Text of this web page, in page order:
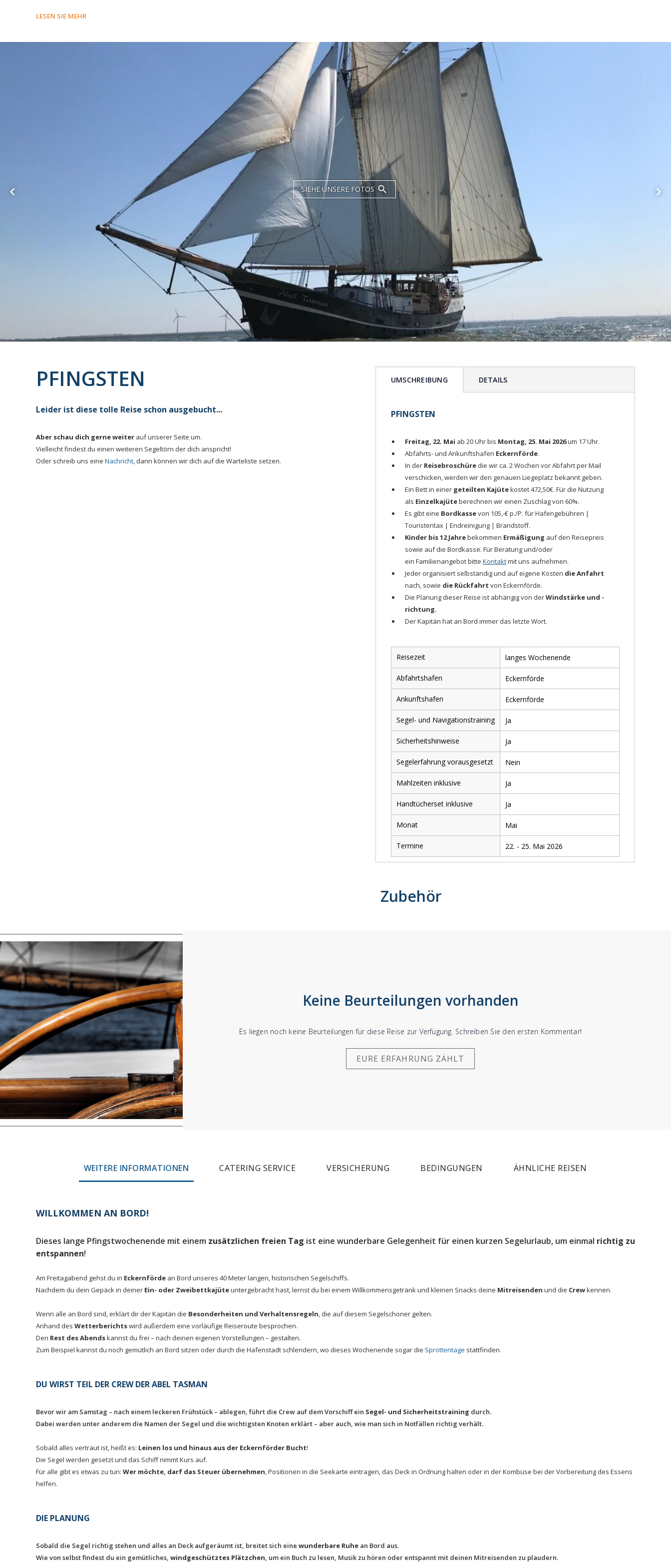
LESEN SIE MEHR
SIEHE UNSERE FOTOS
PFINGSTEN
Leider ist diese tolle Reise schon ausgebucht...
Aber schau dich gerne weiter auf unserer Seite um.
Vielleicht findest du einen weiteren Segeltörn der dich anspricht!
Oder schreib uns eine Nachricht , dann können wir dich auf die Warteliste setzen.
UMSCHREIBUNG DETAILS
PFINGSTEN
Freitag, 22. Mai ab 20 Uhr bis Montag, 25. Mai 2026um 17 Uhr.
Abfahrts- und Ankunftshafen Eckernförde.
In der Reisebroschüre die wir ca. 2 Wochen vor Abfahrt per Mail
verschicken, werden wir den genauen Liegeplatz bekannt geben.
Ein Bett in einer geteilten Kajütekostet 472,50€. Für die Nutzung
als Einzelkajüteberechnen wir einen Zuschlag von 60%.
Es gibt eine Bordkassevon 105,-€ p./P. für Hafengebühren |
Touristentax | Endreinigung | Brandstoff.
Kinder bis 12 Jahrebekommen Ermäßigung auf den Reisepreis
sowie auf die Bordkasse. Für Beratung und/oder
ein Familienangebot bitte Kontaktmit uns aufnehmen.
Jeder organisiert selbständig und auf eigene Kosten die Anfahrt
nach, sowie die Rückfahrt von Eckernförde.
Die Planung dieser Reise ist abhängig von derWindstärke und -
richtung.
Der Kapitän hat an Bord immer das letzte Wort.
Reisezeit langes Wochenende
Abfahrtshafen Eckernförde
Ankunftshafen Eckernförde
Segel- und Navigationstraining Ja
Sicherheitshinweise Ja
Segelerfahrung vorausgesetzt Nein
Mahlzeiten inklusive Ja
Handtücherset inklusive Ja
Monat Mai
Termine 22. - 25. Mai 2026
Zubehör
Keine Beurteilungen vorhanden
Es liegen noch keine Beurteilungen für diese Reise zur Verfügung. Schreiben Sie den ersten Kommentar!
EURE ERFAHRUNG ZÄHLT
WEITERE INFORMATIONEN CATERING SERVICE VERSICHERUNG BEDINGUNGEN ÄHNLICHE REISEN
WILLKOMMEN AN BORD!
Dieses lange Pfingstwochenende mit einem zusätzlichen freien Tag ist eine wunderbare Gelegenheit für einen kurzen Segelurlaub, um einmal richtig zu
entspannen!
Am Freitagabend gehst du in Eckernförde an Bord unseres 40 Meter langen, historischen Segelschiffs.
Nachdem du dein Gepäck in deiner Ein- oder Zweibettkajüteuntergebracht hast, lernst du bei einem Willkommensgetränk und kleinen Snacks deine Mitreisenden und die Crewkennen.
Wenn alle an Bord sind, erklärt dir der Kapitän die Besonderheiten und Verhaltensregeln, die auf diesem Segelschoner gelten.
Anhand des Wetterberichtswird außerdem eine vorläufige Reiseroute besprochen.
Den Rest des Abendskannst du frei – nach deinen eigenen Vorstellungen – gestalten.
Zum Beispiel kannst du noch gemütlich an Bord sitzen oder durch die Hafenstadt schlendern, wo dieses Wochenende sogar die Sprottentage stattfinden.
DU WIRST TEIL DER CREW DER ABEL TASMAN
Bevor wir am Samstag – nach einem leckeren Frühstück – ablegen, führt die Crew auf dem Vorschiff ein Segel- und Sicherheitstraining durch.
Dabei werden unter anderem die Namen der Segel und die wichtigsten Knoten erklärt – aber auch, wie man sich in Notfällen richtig verhält.
Sobald alles vertraut ist, heißt es: Leinen los und hinaus aus der Eckernförder Bucht!
Die Segel werden gesetzt und das Schiff nimmt Kurs auf.
Für alle gibt es etwas zu tun: Wer möchte, darf das Steuer übernehmen, Positionen in die Seekarte eintragen, das Deck in Ordnung halten oder in der Kombüse bei der Vorbereitung des Essens
helfen.
DIE PLANUNG
Sobald die Segel richtig stehen und alles an Deck aufgeräumt ist, breitet sich eine wunderbare Ruhe an Bord aus.
Wie von selbst findest du ein gemütliches, windgeschütztes Plätzchen, um ein Buch zu lesen, Musik zu hören oder entspannt mit deinen Mitreisenden zu plaudern.
close
Name (erscheint bei Veröffentlichung)